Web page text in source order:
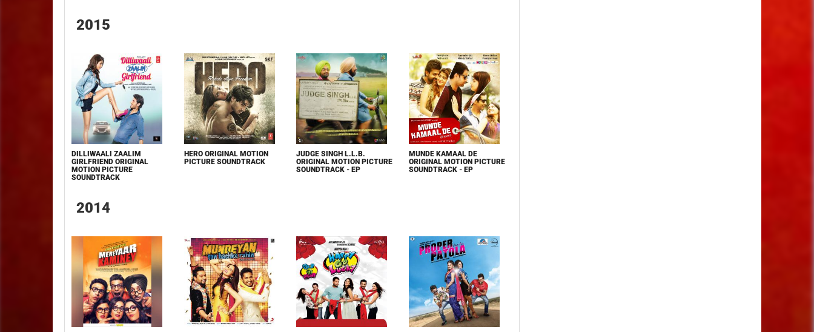
2015
DILLIWAALI ZAALIM
GIRLFRIEND ORIGINAL
MOTION PICTURE
SOUNDTRACK
HERO ORIGINAL MOTION
PICTURE SOUNDTRACK
JUDGE SINGH L.L.B.
ORIGINAL MOTION PICTURE
SOUNDTRACK - EP
MUNDE KAMAAL DE
ORIGINAL MOTION PICTURE
SOUNDTRACK - EP
2014